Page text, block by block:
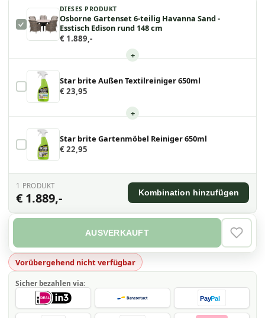
Vorübergehend nicht verfügbar
AUSVERKAUFT
DIESES PRODUKT
Osborne Gartenset 6-teilig Havanna Sand -
Esstisch Edison rund 148 cm
€ 1.889,-
+
Star brite Außen Textilreiniger 650ml
€ 23,95
+
Star brite Gartenmöbel Reiniger 650ml
€ 22,95
1 PRODUKT
€ 1.889,- Kombination hinzufügen
Sicher bezahlen via:
PayPal